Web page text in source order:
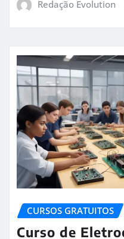
Redação Evolution
CURSOS GRATUITOS
Curso de